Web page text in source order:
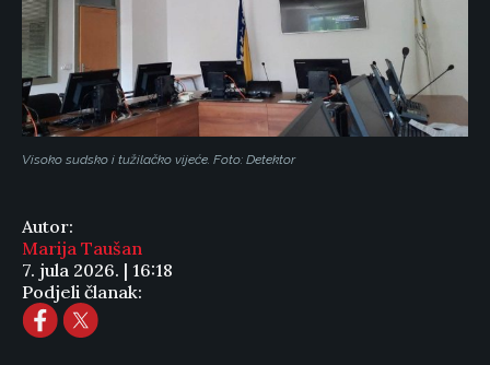
Visoko sudsko i tužilačko vijeće. Foto: Detektor
Autor:
Marija Taušan
7. jula 2026. | 16:18
Podjeli članak: